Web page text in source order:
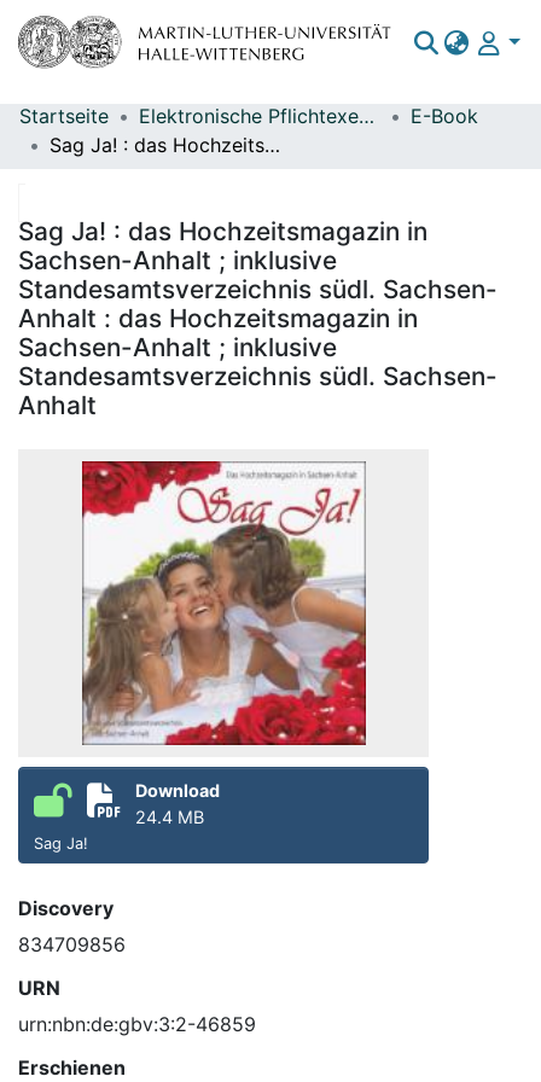
Bereiche & Sammlungen
Statistiken
Startseite Elektronische Pflichtexemplare
E-Book
Sag Ja! : das Hochzeitsmagazin in Sachsen-Anhalt ; inklusive Standesamtsverzeichnis südl. Sachsen-Anhalt : das Hochzeitsmagazin in Sachsen-Anhalt ; inklusive Standesamtsverzeichnis südl. Sachsen-Anhalt
Sag Ja! : das Hochzeitsmagazin in
Sachsen-Anhalt ; inklusive
Standesamtsverzeichnis südl. Sachsen-
Anhalt : das Hochzeitsmagazin in
Sachsen-Anhalt ; inklusive
Standesamtsverzeichnis südl. Sachsen-
Anhalt
Download
24.4 MB
Sag Ja!
Discovery
834709856
URN
urn:nbn:de:gbv:3:2-46859
Erschienen